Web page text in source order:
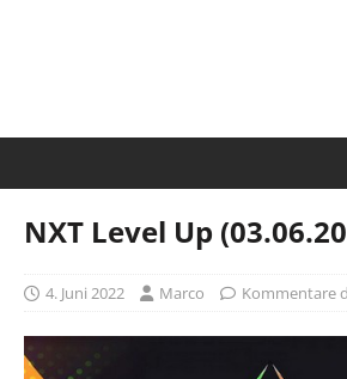
NXT Level Up
4. Juni 2022 Marco Kommentare